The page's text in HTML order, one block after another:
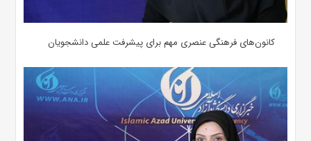
کانون‌های فرهنگی عنصری مهم برای پیشرفت علمی دانشجویان